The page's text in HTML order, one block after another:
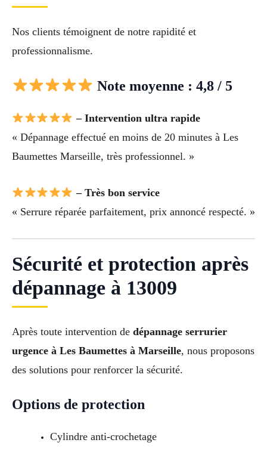
Nos clients témoignent de notre rapidité et
professionnalisme.
Note moyenne : 4,8 / 5
– Intervention ultra rapide
« Dépannage effectué en moins de 20 minutes à Les
Baumettes Marseille, très professionnel. »
– Très bon service
« Serrure réparée parfaitement, prix annoncé respecté. »
Sécurité et protection après
dépannage à 13009
Après toute intervention de dépannage serrurier
urgence à Les Baumettes à Marseille, nous proposons
des solutions pour renforcer la sécurité.
Options de protection
Cylindre anti-crochetage